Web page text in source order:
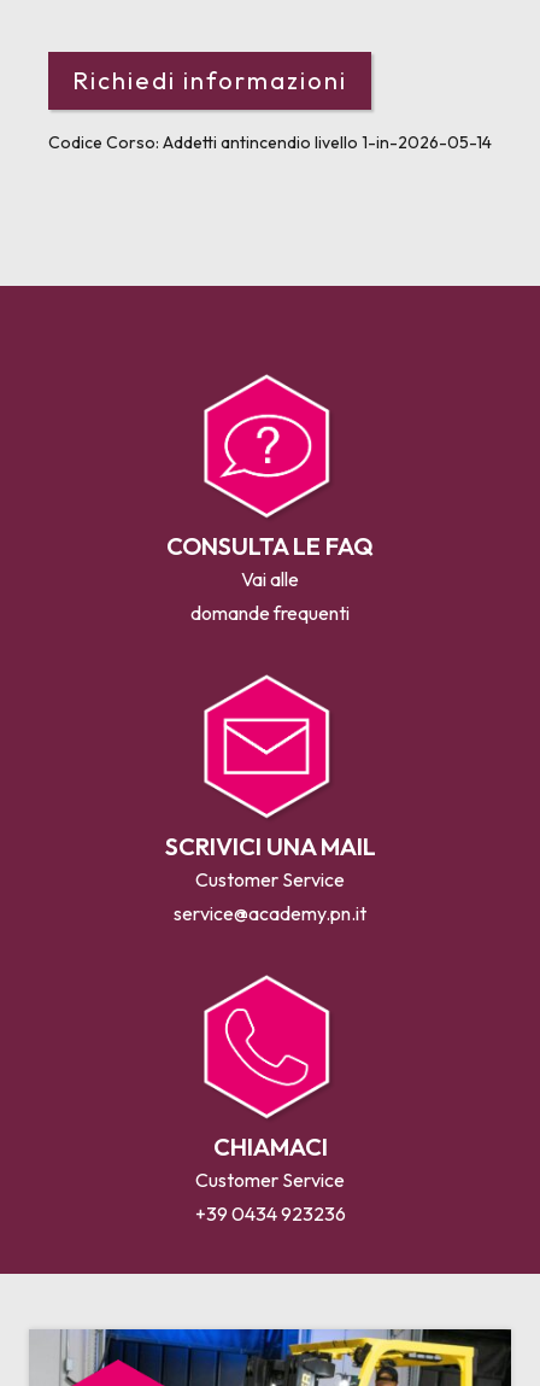
Codice Corso: Addetti antincendio livello 1-in-2026-05-14
CONSULTA LE FAQ
Vai alle
domande frequenti
SCRIVICI UNA MAIL
Customer Service
service@academy.pn.it
CHIAMACI
Customer Service
+39 0434 923236